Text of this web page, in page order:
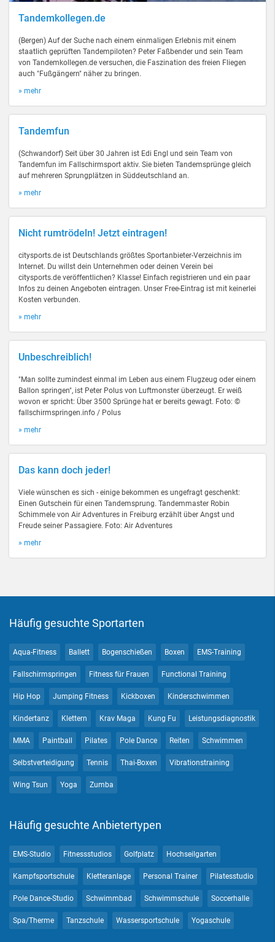
Tandemkollegen.de
(Bergen) Auf der Suche nach einem einmaligen Erlebnis mit einem
staatlich geprüften Tandempiloten? Peter Faßbender und sein Team
von Tandemkollegen.de versuchen, die Faszination des freien Fliegen
auch "Fußgängern" näher zu bringen.
» mehr
Tandemfun
(Schwandorf) Seit über 30 Jahren ist Edi Engl und sein Team von
Tandemfun im Fallschirmsport aktiv. Sie bieten Tandemsprünge gleich
auf mehreren Sprungplätzen in Süddeutschland an.
» mehr
Nicht rumtrödeln! Jetzt eintragen!
citysports.de ist Deutschlands größtes Sportanbieter-Verzeichnis im
Internet. Du willst dein Unternehmen oder deinen Verein bei
citysports.de veröffentlichen? Klasse! Einfach registrieren und ein paar
Infos zu deinen Angeboten eintragen. Unser Free-Eintrag ist mit keinerlei
Kosten verbunden.
» mehr
Unbeschreiblich!
"Man sollte zumindest einmal im Leben aus einem Flugzeug oder einem
Ballon springen", ist Peter Polus von Luftmonster überzeugt. Er weiß
wovon er spricht: Über 3500 Sprünge hat er bereits gewagt. Foto: ©
fallschirmspringen.info / Polus
» mehr
Das kann doch jeder!
Viele wünschen es sich - einige bekommen es ungefragt geschenkt:
Einen Gutschein für einen Tandemsprung. Tandemmaster Robin
Schimmele von Air Adventures in Freiburg erzählt über Angst und
Freude seiner Passagiere. Foto: Air Adventures
» mehr
Häufig gesuchte Sportarten
Aqua-Fitness Ballett Bogenschießen Boxen EMS-Training
Fallschirmspringen Fitness für Frauen Functional Training
Hip Hop Jumping Fitness Kickboxen Kinderschwimmen
Kindertanz Klettern Krav Maga Kung Fu Leistungsdiagnostik
MMA Paintball Pilates Pole Dance Reiten Schwimmen
Selbstverteidigung Tennis Thai-Boxen Vibrationstraining
Wing Tsun Yoga Zumba
Häufig gesuchte Anbietertypen
EMS-Studio Fitnessstudios Golfplatz Hochseilgarten
Kampfsportschule Kletteranlage Personal Trainer Pilatesstudio
Pole Dance-Studio Schwimmbad Schwimmschule Soccerhalle
Spa/Therme Tanzschule Wassersportschule Yogaschule